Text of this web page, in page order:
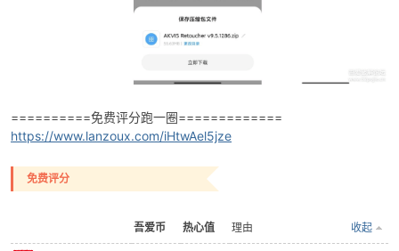
解
==========免费评分跑一圈=============
https://www.lanzoux.com/iHtwAel5jze
免费评分
吾爱币 热心值 收起
理由